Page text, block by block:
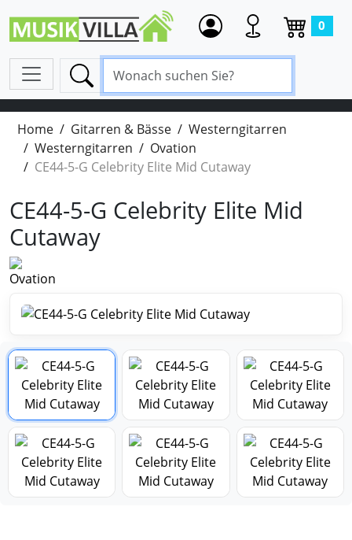
0
Home Gitarren & Bässe
Westerngitarren
Westerngitarren
Ovation
CE44-5-G Celebrity Elite Mid Cutaway
CE44-5-G Celebrity Elite Mid
Cutaway